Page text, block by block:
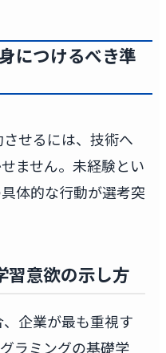
につけるべき準
せるには、技術へ
ません。未経験とい
体的な行動が選考突
習意欲の示し方
企業が最も重視す
ラミングの基礎学